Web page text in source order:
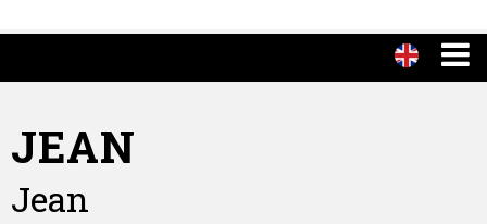
JEAN
Jean